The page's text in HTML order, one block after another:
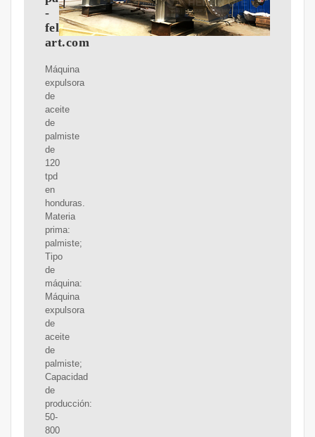
-
feliz-
art.com
Máquina
expulsora
de
aceite
de
palmiste
de
120
tpd
en
honduras.
Materia
prima:
palmiste;
Tipo
de
máquina:
Máquina
expulsora
de
aceite
de
palmiste;
Capacidad
de
producción:
50-
800